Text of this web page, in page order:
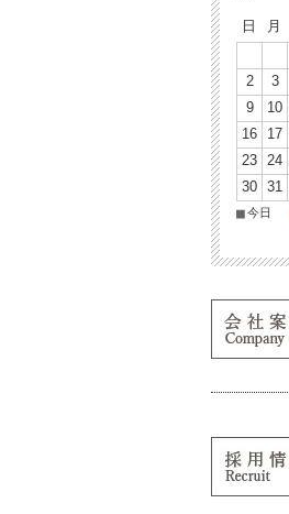
日 月
2
3
9
10
16
17
23
24
30
31
■今日